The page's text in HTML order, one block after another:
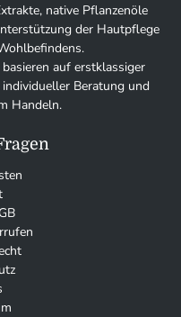
native Pflanzenöle
der Hautpflege
auf erstklassiger
Beratung und
Handeln.